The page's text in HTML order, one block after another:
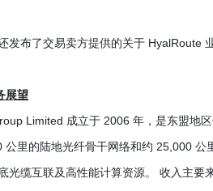
发布了交易卖方提供的关于 HyalRoute
展望
Limited 成立于 2006 年，是东盟地
里的陆地光纤骨干网络和约 25,000
光缆互联及高性能计算资源。 收入主